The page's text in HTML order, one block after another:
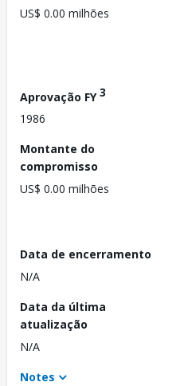
US$ 0.00 milhões
Aprovação FY3
1986
Montante do
compromisso
US$ 0.00 milhões
Data de encerramento
N/A
Data da última
atualização
N/A
Notes